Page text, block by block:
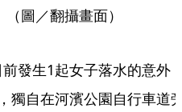
圖／翻攝畫面）
發生1起女子落水的意外
獨自在河濱公園自行車道